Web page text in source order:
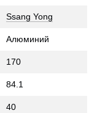
Ssang Yong
Алюминий
170
84.1
40